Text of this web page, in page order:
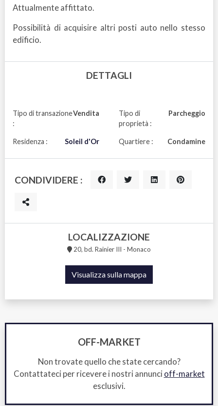
Attualmente affittato.
Possibilità di acquisire altri posti auto nello stesso
edificio.
DETTAGLI
Tipo di transazione
:
Vendita
Tipo di
proprietà :
Parcheggio
Residenza : Soleil d'Or Quartiere : Condamine
CONDIVIDERE :
LOCALIZZAZIONE
20, bd. Rainier III - Monaco
Visualizza sulla mappa
OFF-MARKET
Non trovate quello che state cercando?
Contattateci per ricevere i nostri annunci off-market
esclusivi.